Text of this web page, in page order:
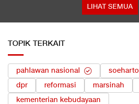
LIHAT SEMUA
TOPIK TERKAIT
pahlawan nasional soeharto
dpr
reformasi marsinah
kementerian kebudayaan